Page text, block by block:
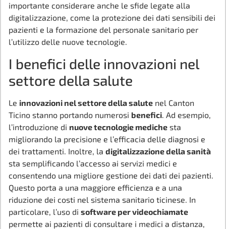
importante considerare anche le sfide legate alla
digitalizzazione, come la protezione dei dati sensibili dei
pazienti e la formazione del personale sanitario per
l’utilizzo delle nuove tecnologie.
I benefici delle innovazioni nel
settore della salute
Le innovazioni nel settore della salute nel Canton
Ticino stanno portando numerosi benefici . Ad esempio,
l’introduzione di nuove tecnologie mediche sta
migliorando la precisione e l’efficacia delle diagnosi e
dei trattamenti. Inoltre, la digitalizzazione della sanità
sta semplificando l’accesso ai servizi medici e
consentendo una migliore gestione dei dati dei pazienti.
Questo porta a una maggiore efficienza e a una
riduzione dei costi nel sistema sanitario ticinese. In
particolare, l’uso di software per videochiamate
permette ai pazienti di consultare i medici a distanza,